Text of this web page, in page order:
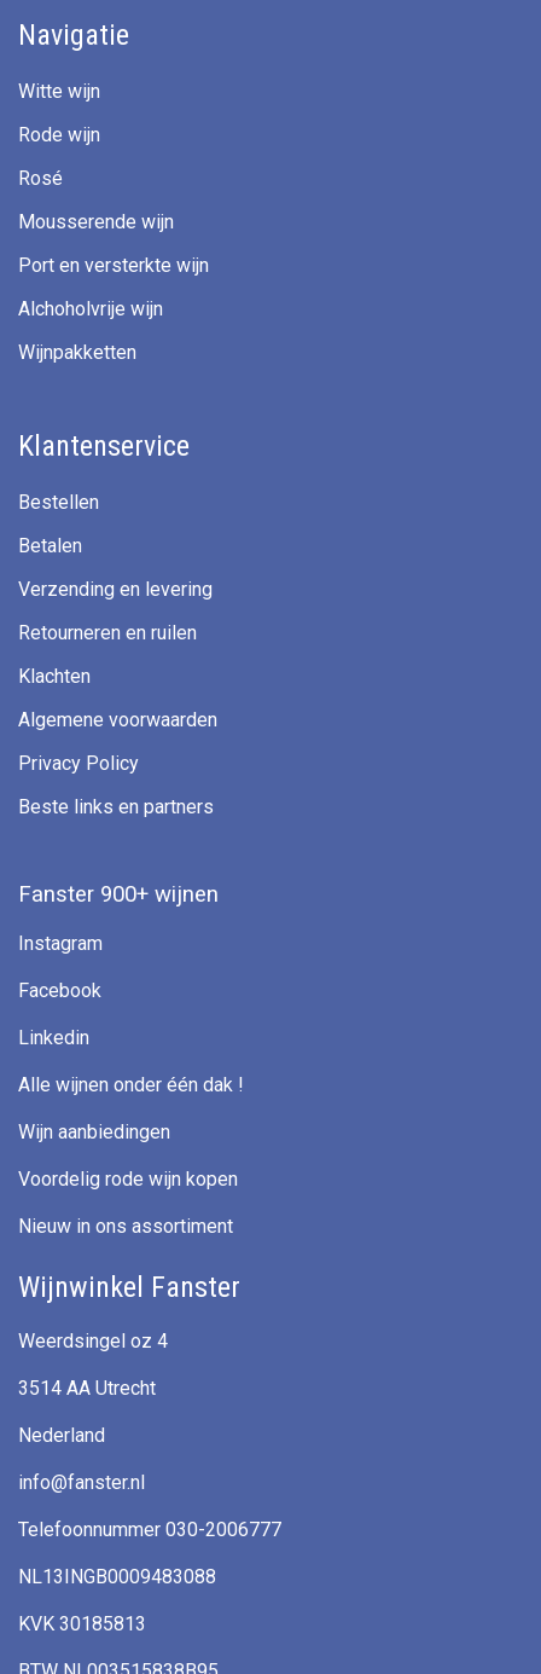
Navigatie
Witte wijn
Rode wijn
Rosé
Mousserende wijn
Port en versterkte wijn
Alchoholvrije wijn
Wijnpakketten
Klantenservice
Bestellen
Betalen
Verzending en levering
Retourneren en ruilen
Klachten
Algemene voorwaarden
Privacy Policy
Beste links en partners
Fanster 900+ wijnen
Instagram
Facebook
Linkedin
Alle wijnen onder één dak !
Wijn aanbiedingen
Voordelig rode wijn kopen
Nieuw in ons assortiment
Wijnwinkel Fanster
Weerdsingel oz 4
3514 AA Utrecht
Nederland
info@fanster.nl
Telefoonnummer 030-2006777
NL13INGB0009483088
KVK 30185813